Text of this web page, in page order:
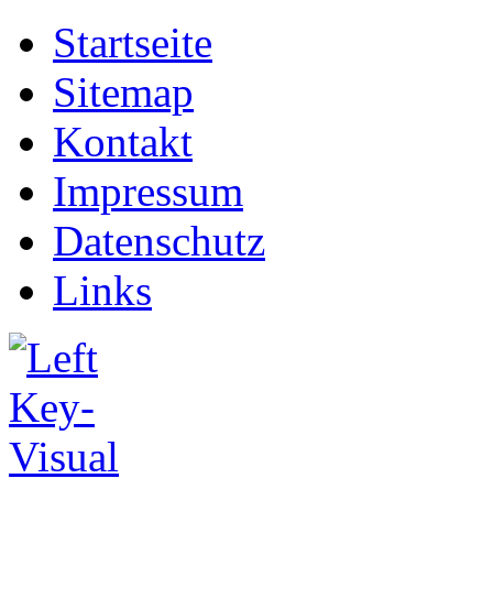
Startseite
Sitemap
Kontakt
Impressum
Datenschutz
Links